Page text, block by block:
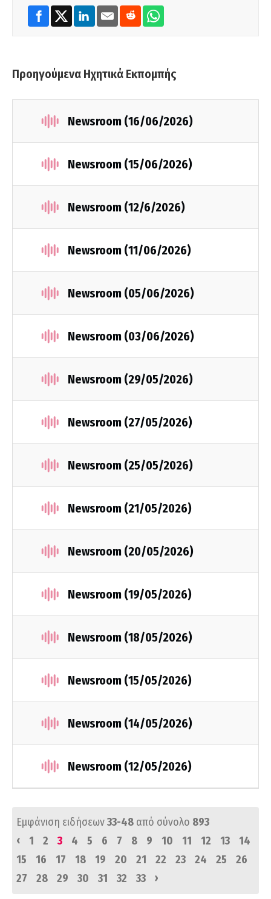
Προηγούμενα Ηχητικά Εκπομπής
Newsroom (16/06/2026)
Newsroom (15/06/2026)
Newsroom (12/6/2026)
Newsroom (11/06/2026)
Newsroom (05/06/2026)
Newsroom (03/06/2026)
Newsroom (29/05/2026)
Newsroom (27/05/2026)
Newsroom (25/05/2026)
Newsroom (21/05/2026)
Newsroom (20/05/2026)
Newsroom (19/05/2026)
Newsroom (18/05/2026)
Newsroom (15/05/2026)
Newsroom (14/05/2026)
Newsroom (12/05/2026)
Εμφάνιση ειδήσεων33-48 από σύνολο 893
‹
1 2 3 4 5 6 7 8 9 10 11 12 13
14
15
16 17 18 19 20 21 22 23 24 25
26
27
28 29 30 31 32 33 ›